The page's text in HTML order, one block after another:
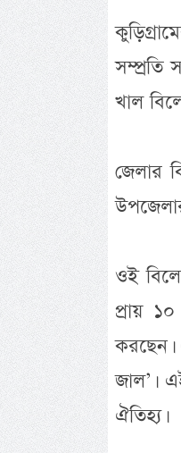
সম্প্রতি
খাল
জেলার
ওই
প্রায়
জাল’।
ঐতিহ্য।